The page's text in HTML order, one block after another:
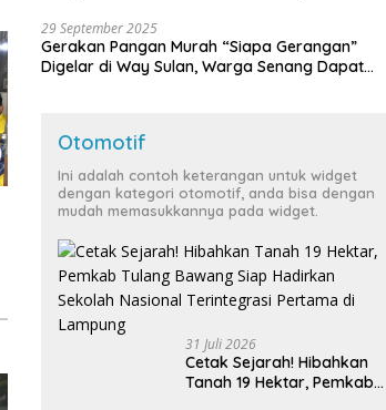
29 September 2025
Gerakan Pangan Murah “Siapa Gerangan”
Digelar di Way Sulan, Warga Senang Dapat
Otomotif
Ini adalah contoh keterangan untuk widget
dengan kategori otomotif, anda bisa dengan
mudah memasukkannya pada widget.
31 Juli 2026
Cetak Sejarah! Hibahkan
Tanah 19 Hektar, Pemkab